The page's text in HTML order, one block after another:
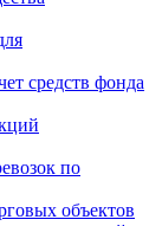
средств фонда
по
объектов